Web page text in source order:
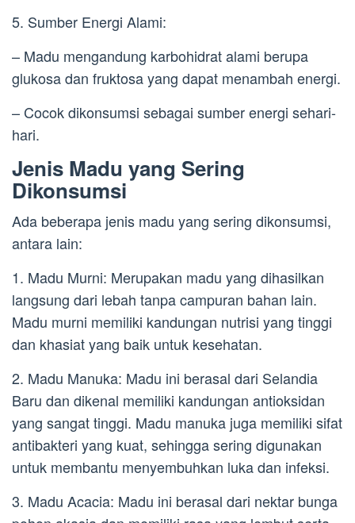
5. Sumber Energi Alami:
– Madu mengandung karbohidrat alami berupa
glukosa dan fruktosa yang dapat menambah energi.
– Cocok dikonsumsi sebagai sumber energi sehari-
hari.
Jenis Madu yang Sering
Dikonsumsi
Ada beberapa jenis madu yang sering dikonsumsi,
antara lain:
1. Madu Murni: Merupakan madu yang dihasilkan
langsung dari lebah tanpa campuran bahan lain.
Madu murni memiliki kandungan nutrisi yang tinggi
dan khasiat yang baik untuk kesehatan.
2. Madu Manuka: Madu ini berasal dari Selandia
Baru dan dikenal memiliki kandungan antioksidan
yang sangat tinggi. Madu manuka juga memiliki sifat
antibakteri yang kuat, sehingga sering digunakan
untuk membantu menyembuhkan luka dan infeksi.
3. Madu Acacia: Madu ini berasal dari nektar bunga